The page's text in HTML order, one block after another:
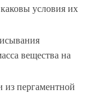
условия их
вещества на
из пергаментной